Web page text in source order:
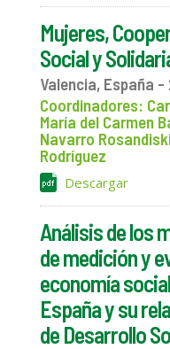
Mujeres,
Social y
Valencia, España
Coordinadores:
María del Carmen
Navarro
Rodríguez
Descargar
Análisis de los
de medición y
economía
España y su
de Desarrollo